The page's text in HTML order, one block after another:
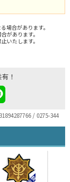
場合があります。
があります。
いたします。
！
/ 0275-344